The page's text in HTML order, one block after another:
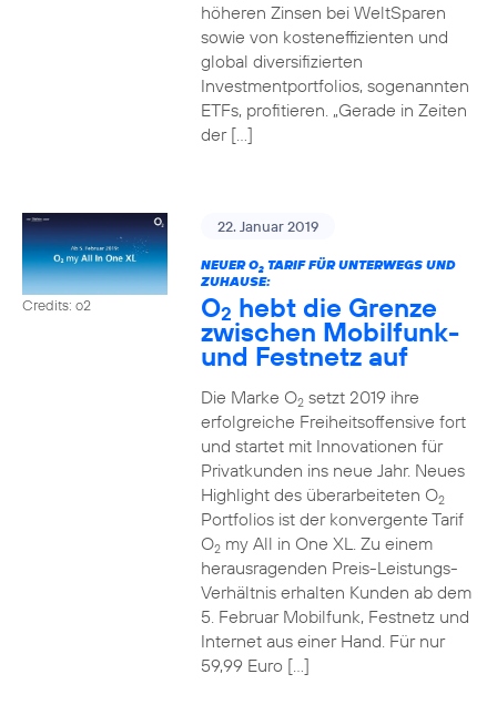
höheren Zinsen bei WeltSparen
sowie von kosteneffizienten und
global diversifizierten
Investmentportfolios, sogenannten
ETFs, profitieren. „Gerade in Zeiten
der […]
Credits: o2
22. Januar 2019
NEUER O2TARIF FÜR UNTERWEGS UND
ZUHAUSE:
O2 hebt die Grenze
zwischen Mobilfunk-
und Festnetz auf
Die Marke O2setzt 2019 ihre
erfolgreiche Freiheitsoffensive fort
und startet mit Innovationen für
Privatkunden ins neue Jahr. Neues
Highlight des überarbeiteten O2
Portfolios ist der konvergente Tarif
O2my All in One XL. Zu einem
herausragenden Preis-Leistungs-
Verhältnis erhalten Kunden ab dem
5. Februar Mobilfunk, Festnetz und
Internet aus einer Hand. Für nur
59,99 Euro […]